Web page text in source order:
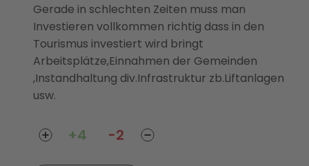
Gerade in schlechten Zeiten muss man
Investieren vollkommen richtig dass in den
Tourismus investiert wird bringt
Arbeitsplätze,Einnahmen der Gemeinden
,Instandhaltung div.Infrastruktur zb.Liftanlagen
usw.
+4 -2